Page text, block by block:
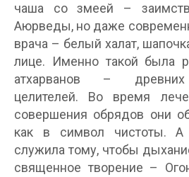
чаша со змеей –
Аюрведы, но даже
врача – белый халат,
лице. Именно такой была
атхарванов – древних
целителей. Во время
совершения обрядов они
как в символ чистоты. А
служила тому, чтобы
священное творение –